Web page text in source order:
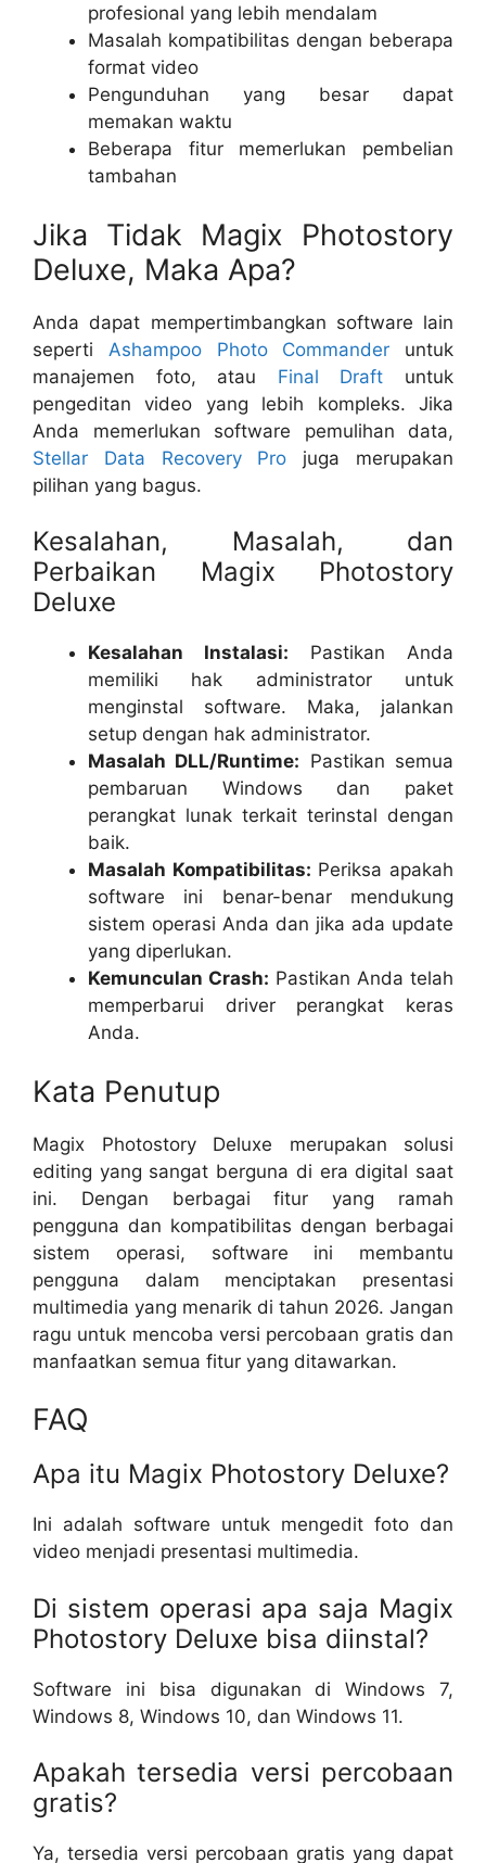
profesional yang lebih mendalam
Masalah kompatibilitas dengan beberapa
format video
Pengunduhan yang besar dapat
memakan waktu
Beberapa fitur memerlukan pembelian
tambahan
Jika Tidak Magix Photostory
Deluxe, Maka Apa?
Anda dapat mempertimbangkan software lain
seperti Ashampoo Photo Commander untuk
manajemen foto, atau Final Draft untuk
pengeditan video yang lebih kompleks. Jika
Anda memerlukan software pemulihan data,
Stellar Data Recovery Pro juga merupakan
pilihan yang bagus.
Kesalahan, Masalah, dan
Perbaikan Magix Photostory
Deluxe
Kesalahan Instalasi: Pastikan Anda
memiliki hak administrator untuk
menginstal software. Maka, jalankan
setup dengan hak administrator.
Masalah DLL/Runtime: Pastikan semua
pembaruan Windows dan paket
perangkat lunak terkait terinstal dengan
baik.
Masalah Kompatibilitas: Periksa apakah
software ini benar-benar mendukung
sistem operasi Anda dan jika ada update
yang diperlukan.
Kemunculan Crash: Pastikan Anda telah
memperbarui driver perangkat keras
Anda.
Kata Penutup
Magix Photostory Deluxe merupakan solusi
editing yang sangat berguna di era digital saat
ini. Dengan berbagai fitur yang ramah
pengguna dan kompatibilitas dengan berbagai
sistem operasi, software ini membantu
pengguna dalam menciptakan presentasi
multimedia yang menarik di tahun 2026. Jangan
ragu untuk mencoba versi percobaan gratis dan
manfaatkan semua fitur yang ditawarkan.
FAQ
Apa itu Magix Photostory Deluxe?
Ini adalah software untuk mengedit foto dan
video menjadi presentasi multimedia.
Di sistem operasi apa saja Magix
Photostory Deluxe bisa diinstal?
Software ini bisa digunakan di Windows 7,
Windows 8, Windows 10, dan Windows 11.
Apakah tersedia versi percobaan
gratis?
Ya, tersedia versi percobaan gratis yang dapat